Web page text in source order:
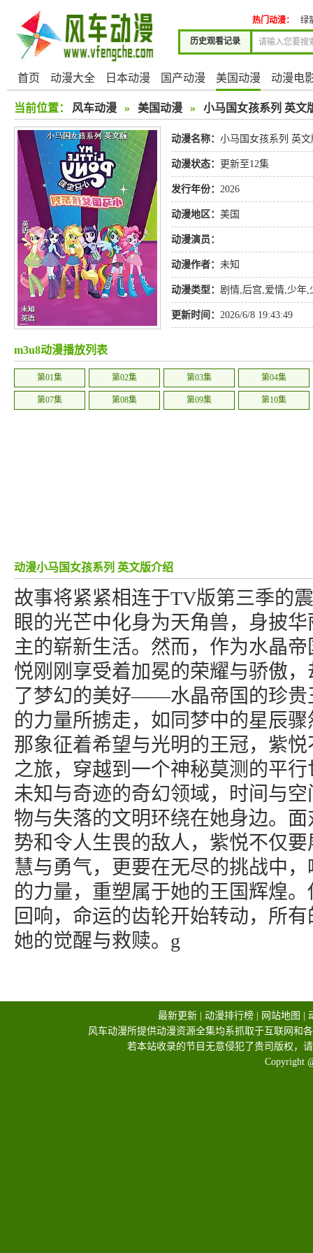
历史观看记录
热门动漫： 绿
首页 动漫大全 日本动漫 国产动漫 美国动漫 动漫电
当前位置： 风车动漫 » 美国动漫 » 小马国女孩系列 英文
动漫名称： 小马国女孩系列 英文
动漫状态： 更新至12集
发行年份： 2026
动漫地区： 美国
动漫演员：
动漫作者： 未知
动漫类型： 剧情,后宫,爱情,少年,
更新时间： 2026/6/8 19:43:49
m3u8动漫播放列表
第01集 第02集 第03集 第04集
第07集 第08集 第09集 第10集
动漫小马国女孩系列 英文版介绍
故事将紧紧相连于TV版第三季的
眼的光芒中化身为天角兽，身披
主的崭新生活。然而，作为水晶
悦刚刚享受着加冕的荣耀与骄傲
了梦幻的美好——水晶帝国的珍贵
的力量所掳走，如同梦中的星辰
那象征着希望与光明的王冠，紫
之旅，穿越到一个神秘莫测的平
未知与奇迹的奇幻领域，时间与
物与失落的文明环绕在她身边。
势和令人生畏的敌人，紫悦不仅
慧与勇气，更要在无尽的挑战中
的力量，重塑属于她的王国辉煌
回响，命运的齿轮开始转动，所
她的觉醒与救赎。g
最新更新 动漫排行榜 网站地图
风车动漫所提供动漫资源全集均系抓取于互联网和
若本站收录的节目无意侵犯了贵司版权，
Copyright